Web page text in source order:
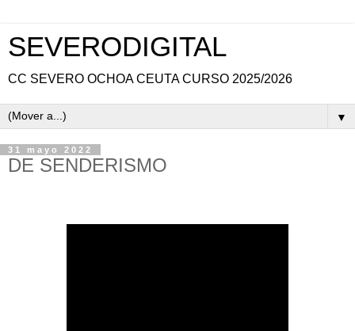
SEVERODIGITAL
CC SEVERO OCHOA CEUTA CURSO 2025/2026
▼
31 mayo 2022
DE SENDERISMO